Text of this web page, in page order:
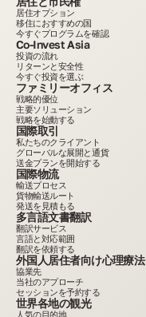
居住オプション
移住におすすめの国
今すぐプログラムを確認
Co-Invest Asia
投資の流れ
リターンと安全性
今すぐ投資を選ぶ
ファミリーオフィス
戦略的優位
主要ソリューション
戦略を始動する
国際取引
私たちのクライアント
グローバルな展開と通貨
送金プランを開始する
国際物流
輸送プロセス
貨物輸送ルート
発送を見積もる
多言語文書翻訳
翻訳サービス
言語と対応範囲
翻訳を依頼する
外国人居住者向け心理療法
協業先
当社のアプローチ
セッションを予約する
世界各地の観光
人気の目的地